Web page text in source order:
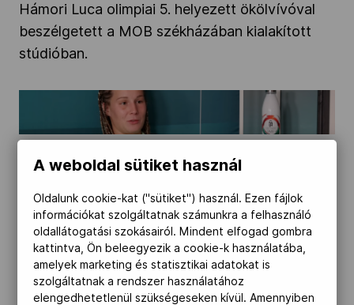
NOB
OVEP
Adatbank
Hámori Luca olimpiai 5. helyezett ökölvívóval
beszélgetett a MOB székházában kialakított
stúdióban.
Hámori Luca: „Kislányok írtak nekem, hogy én
vagyok a példaképük”" />
2024.08.04.
Hámori Luca: „Kislányok írtak nekem, hogy
én vagyok a példaképük”
Hámori Luca már azzal történelmet írt, hogy
első magyar női ökölvívóként kijutott az
A weboldal sütiket használ
Oldalunk cookie-kat ("sütiket") használ. Ezen fájlok
információkat szolgáltatnak számunkra a felhasználó
oldallátogatási szokásairól. Mindent elfogad gombra
kattintva, Ön beleegyezik a cookie-k használatába,
amelyek marketing és statisztikai adatokat is
szolgáltatnak a rendszer használatához
elengedhetetlenül szükségeseken kívül. Amennyiben